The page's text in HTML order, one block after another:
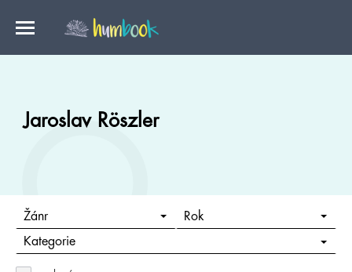
Jaroslav Röszler
Žánr Rok
Kategorie